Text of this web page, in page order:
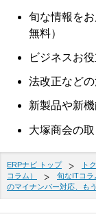
旬な情報を
無料）
ビジネスお
法改正など
新製品や新
大塚商会の
ERPナビ トップ ト
コラム）
旬なITコラ
のマイナンバー対応、も